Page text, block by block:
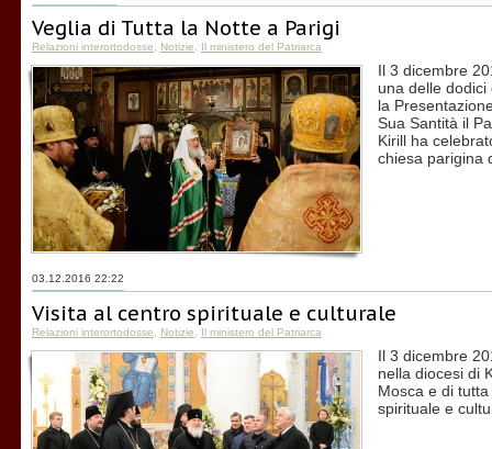
Veglia di Tutta la Notte a Parigi
Relazioni interortodosse Notizie Il ministero del Patriarca
Il 3 dicembre
una delle
la
Sua Santità il
Kirill ha
chiesa parigina
03.12.2016 22:22
Visita al centro spirituale e culturale
Relazioni interortodosse Notizie Il ministero del Patriarca
Il 3 dicembre
nella diocesi di
Mosca e di tutta
spirituale e